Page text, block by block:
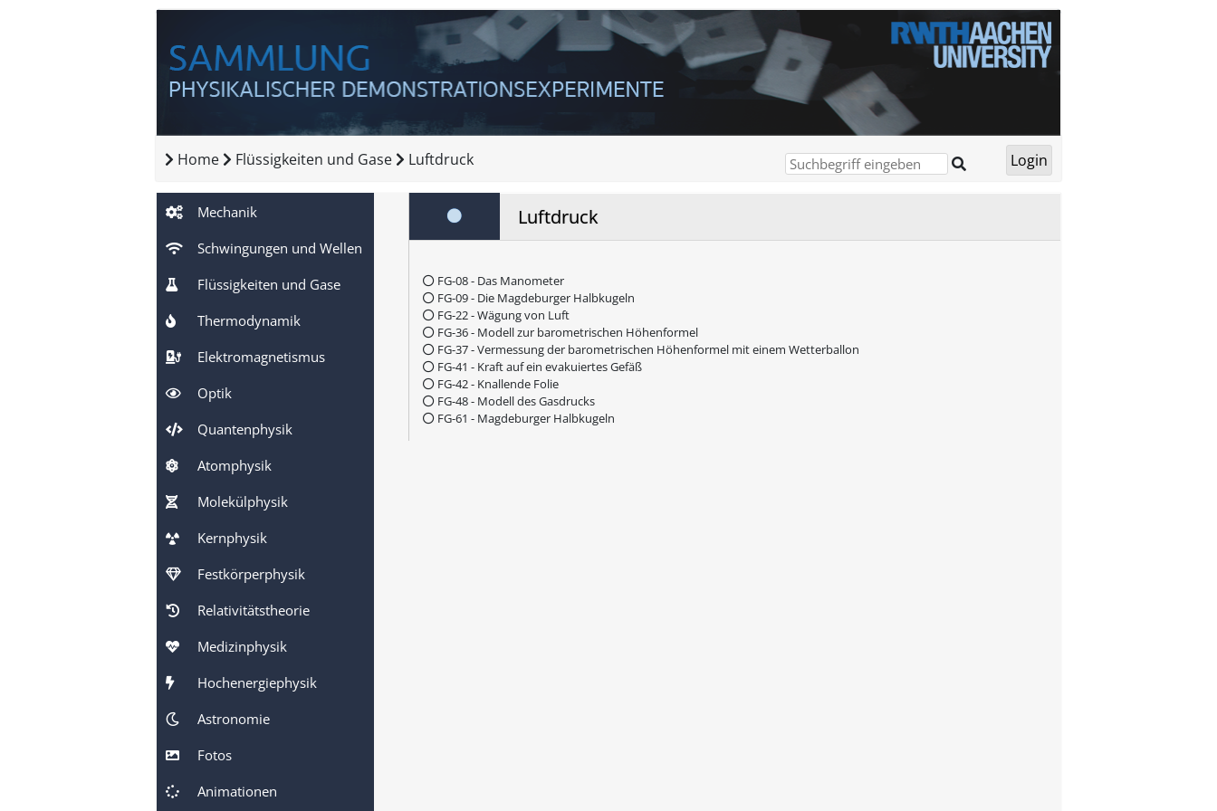
Home Flüssigkeiten und Gase Luftdruck
Mechanik
Schwingungen und Wellen
Flüssigkeiten und Gase
Thermodynamik
Elektromagnetismus
Optik
Quantenphysik
Atomphysik
Molekülphysik
Kernphysik
Festkörperphysik
Relativitätstheorie
Medizinphysik
Hochenergiephysik
Astronomie
Fotos
Animationen
Luftdruck
FG-08 - Das Manometer
FG-09 - Die Magdeburger Halbkugeln
FG-22 - Wägung von Luft
FG-36 - Modell zur barometrischen Höhenformel
FG-37 - Vermessung der barometrischen Höhenformel mit einem Wetterballon
FG-41 - Kraft auf ein evakuiertes Gefäß
FG-42 - Knallende Folie
FG-48 - Modell des Gasdrucks
FG-61 - Magdeburger Halbkugeln